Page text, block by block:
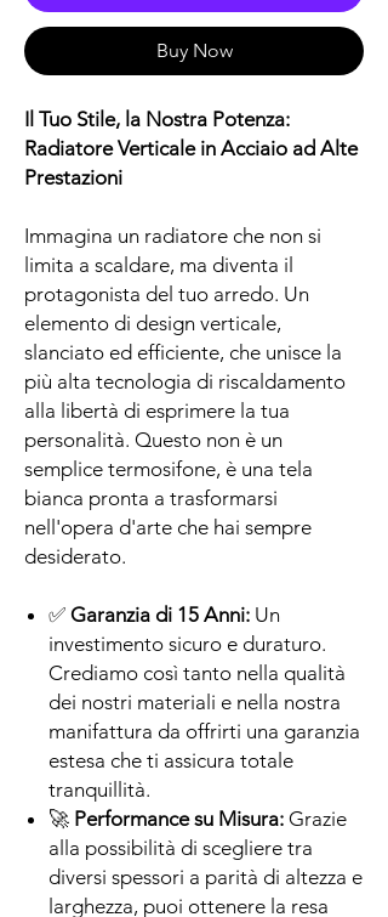
Buy Now
Il Tuo Stile, la Nostra Potenza:
Radiatore Verticale in Acciaio ad Alte
Prestazioni
Immagina un radiatore che non si
limita a scaldare, ma diventa il
protagonista del tuo arredo. Un
elemento di design verticale,
slanciato ed efficiente, che unisce la
più alta tecnologia di riscaldamento
alla libertà di esprimere la tua
personalità. Questo non è un
semplice termosifone, è una tela
bianca pronta a trasformarsi
nell'opera d'arte che hai sempre
desiderato.
✅ Garanzia di 15 Anni: Un
investimento sicuro e duraturo.
Crediamo così tanto nella qualità
dei nostri materiali e nella nostra
manifattura da offrirti una garanzia
estesa che ti assicura totale
tranquillità.
🚀 Performance su Misura: Grazie
alla possibilità di scegliere tra
diversi spessori a parità di altezza e
larghezza, puoi ottenere la resa